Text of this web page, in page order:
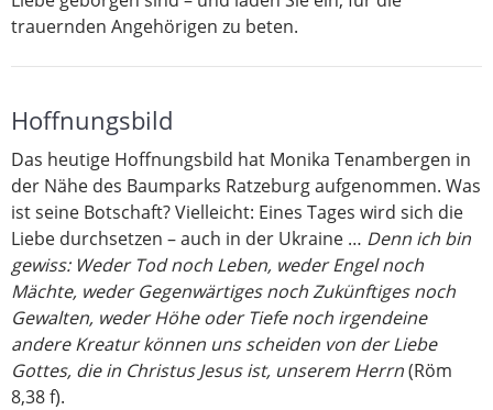
trauernden Angehörigen zu beten.
Hoffnungsbild
Das heutige Hoffnungsbild hat Monika Tenambergen in
der Nähe des Baumparks Ratzeburg aufgenommen. Was
ist seine Botschaft? Vielleicht: Eines Tages wird sich die
Liebe durchsetzen – auch in der Ukraine … Denn ich bin
gewiss: Weder Tod noch Leben, weder Engel noch
Mächte, weder Gegenwärtiges noch Zukünftiges noch
Gewalten, weder Höhe oder Tiefe noch irgendeine
andere Kreatur können uns scheiden von der Liebe
Gottes, die in Christus Jesus ist, unserem Herrn(Röm
8,38 f).